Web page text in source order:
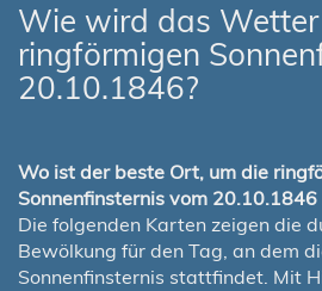
Wie wird das
ringförmigen
20.10.1846?
Wo ist der beste Ort, um die
Sonnenfinsternis vom
Die folgenden Karten zeigen die
Bewölkung für den Tag, an dem
Sonnenfinsternis stattfindet. Mit